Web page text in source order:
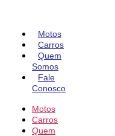
conteúdo
Motos
Carros
Quem
Somos
Fale
Conosco
Motos
Carros
Quem